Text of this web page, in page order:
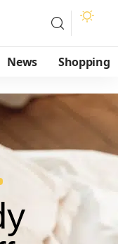
News Shopping